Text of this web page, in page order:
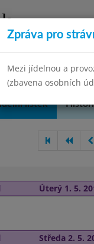
Mateřská škola,
lístek
Úterý 1. 5.
Středa 2. 5.
Zpráva pro
Mezi jídelnou a
(zbavena osobních